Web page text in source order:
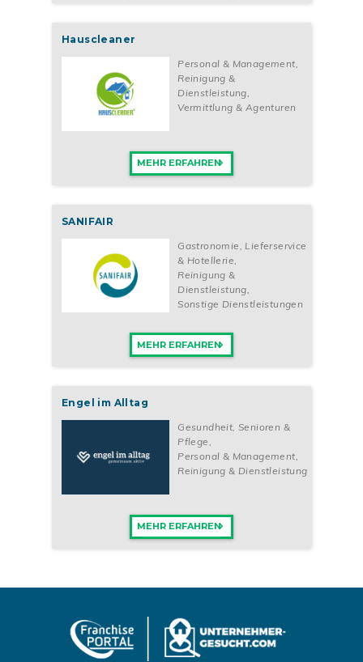
Hauscleaner
Personal & Management,
Reinigung &
Dienstleistung,
Vermittlung & Agenturen
MEHR ERFAHREN
SANIFAIR
Gastronomie, Lieferservice
& Hotellerie
Reinigung &
Dienstleistung
Sonstige Dienstleistungen
MEHR ERFAHREN
Engel im Alltag
Gesundheit, Senioren &
Pflege,
Personal & Management,
Reinigung & Dienstleistung
MEHR ERFAHREN